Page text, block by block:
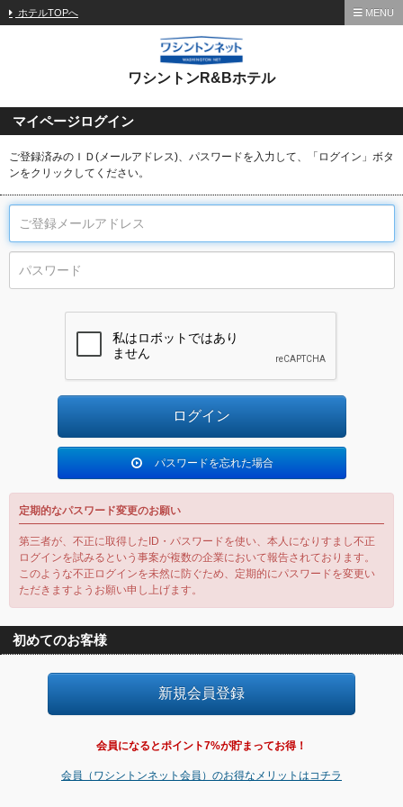
ホテルTOPへ MENU
ワシントンR&Bホテル
マイページログイン
ご登録済みのＩＤ(メールアドレス)、パスワードを入力して、「ログイン」ボタ
ンをクリックしてください。
パスワードを忘れた場合
定期的なパスワード変更のお願い
第三者が、不正に取得したID・パスワードを使い、本人になりすまし不正
ログインを試みるという事案が複数の企業において報告されております。
このような不正ログインを未然に防ぐため、定期的にパスワードを変更い
ただきますようお願い申し上げます。
初めてのお客様
会員になるとポイント7%が貯まってお得！
会員（ワシントンネット会員）のお得なメリットはコチラ